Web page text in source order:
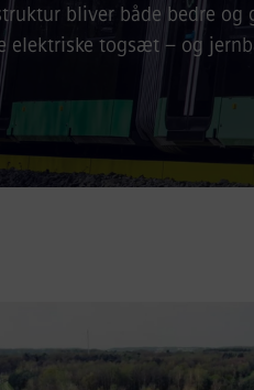
bliver både bedre og
elektriske togsæt – og